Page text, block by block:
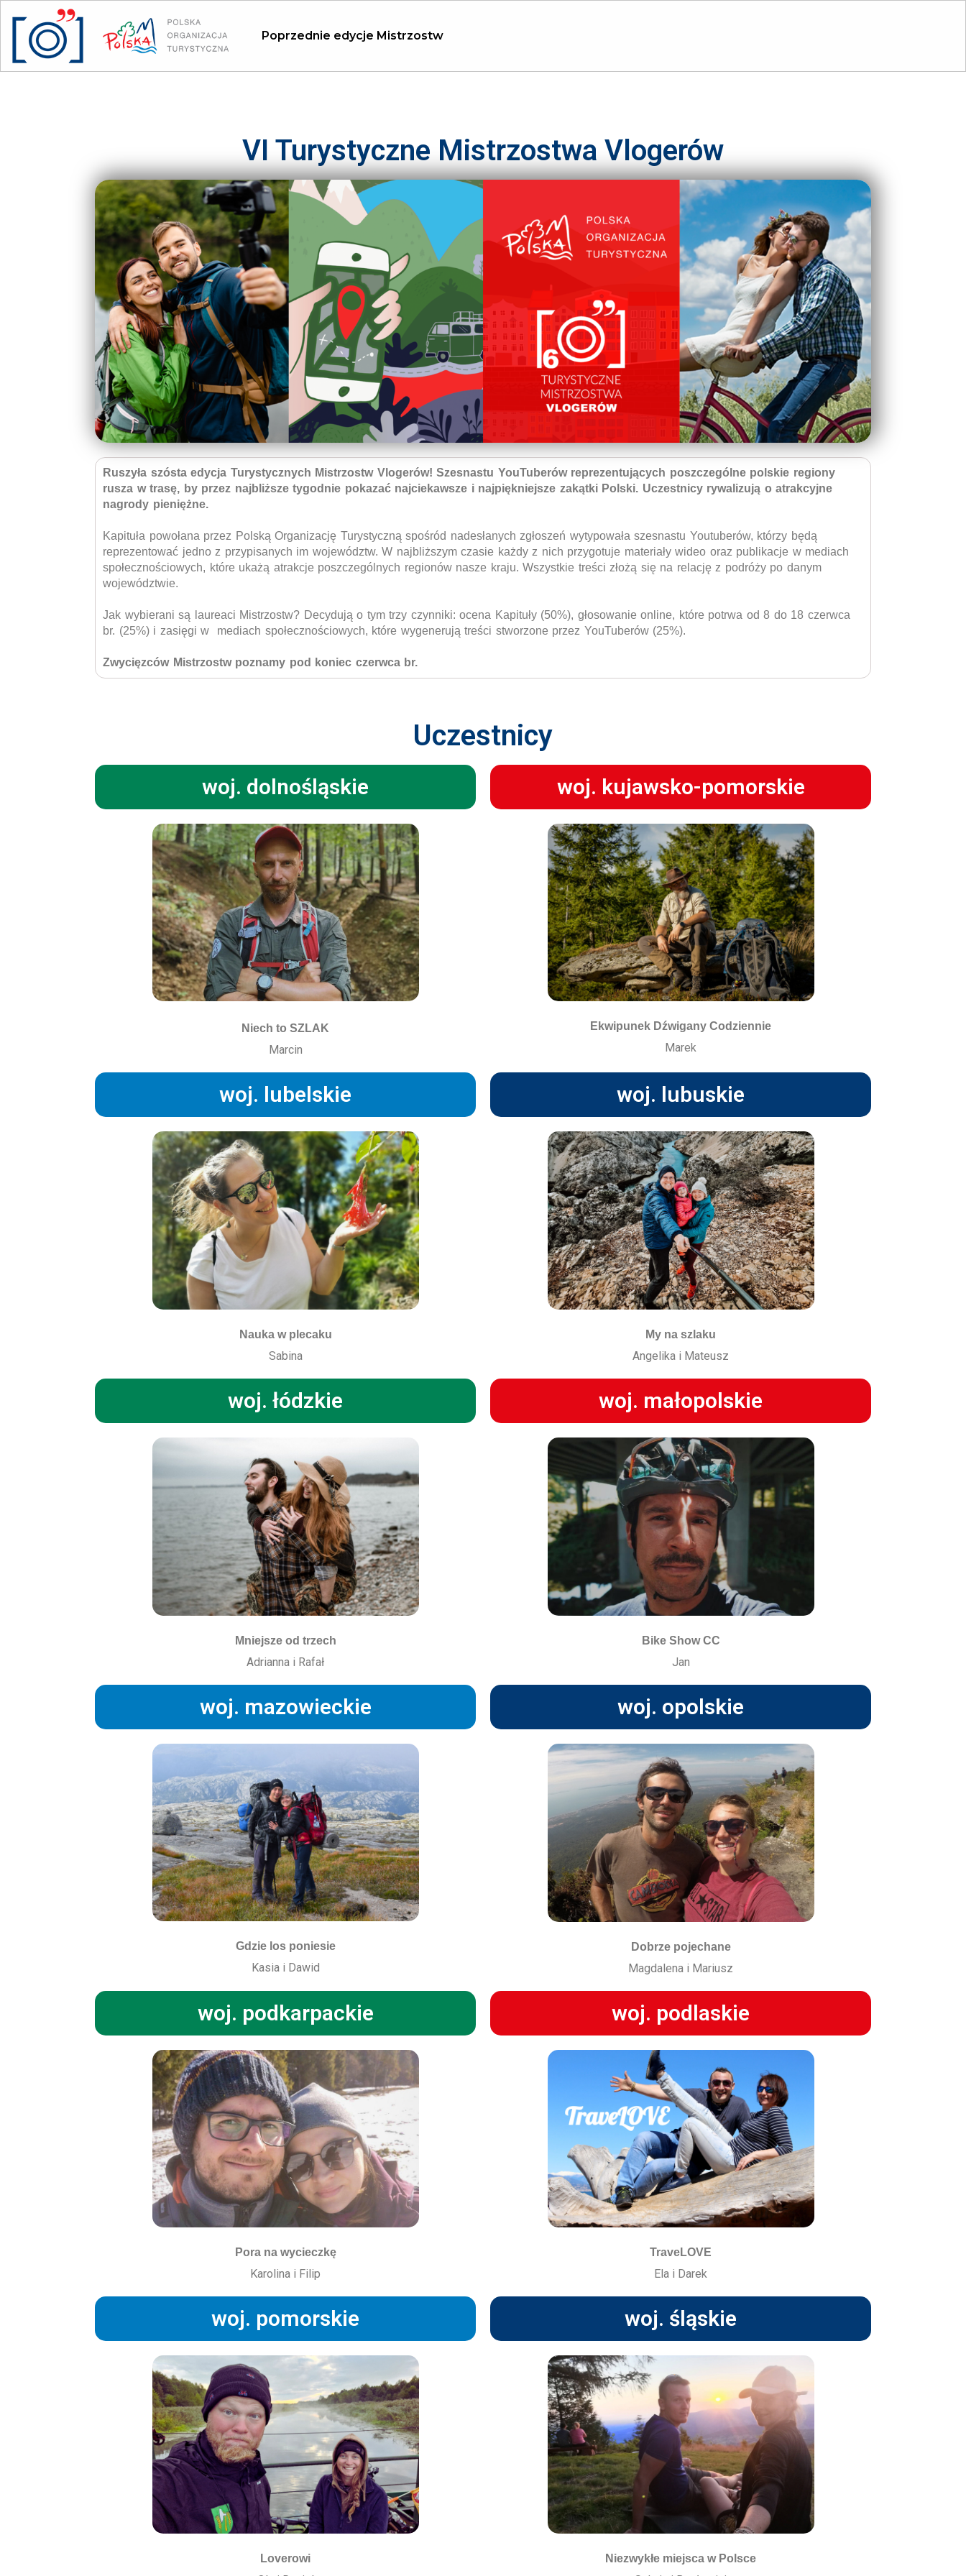
Poprzednie edycje Mistrzostw
VI Turystyczne Mistrzostwa Vlogerów
Ruszyła szósta edycja Turystycznych Mistrzostw Vlogerów! Szesnastu YouTuberów reprezentujących poszczególne polskie regiony
rusza w trasę, by przez najbliższe tygodnie pokazać najciekawsze i najpiękniejsze zakątki Polski. Uczestnicy rywalizują o atrakcyjne
nagrody pieniężne.
Kapituła powołana przez Polską Organizację Turystyczną spośród nadesłanych zgłoszeń wytypowała szesnastu Youtuberów, którzy będą
reprezentować jedno z przypisanych im województw. W najbliższym czasie każdy z nich przygotuje materiały wideo oraz publikacje w mediach
społecznościowych, które ukażą atrakcje poszczególnych regionów nasze kraju. Wszystkie treści złożą się na relację z podróży po danym
województwie.
Jak wybierani są laureaci Mistrzostw? Decydują o tym trzy czynniki: ocena Kapituły (50%), głosowanie online, które potrwa od 8 do 18 czerwca
br. (25%) i zasięgi w mediach społecznościowych, które wygenerują treści stworzone przez YouTuberów (25%).
Zwycięzców Mistrzostw poznamy pod koniec czerwca br.
Uczestnicy
woj. dolnośląskie
Niech to SZLAK
Marcin
woj. kujawsko-pomorskie
Ekwipunek Dźwigany Codziennie
Marek
woj. lubelskie
Nauka w plecaku
Sabina
woj. lubuskie
My na szlaku
Angelika i Mateusz
woj. łódzkie
Mniejsze od trzech
Adrianna i Rafał
woj. małopolskie
Bike Show CC
Jan
woj. mazowieckie
Gdzie los poniesie
Kasia i Dawid
woj. opolskie
Dobrze pojechane
Magdalena i Mariusz
woj. podkarpackie
Pora na wycieczkę
Karolina i Filip
woj. podlaskie
TraveLOVE
Ela i Darek
woj. pomorskie
Loverowi
woj. śląskie
Niezwykłe miejsca w Polsce
Panel zarządzania plikami cookies